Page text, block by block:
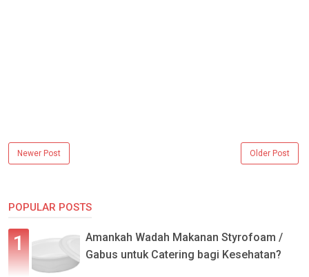
Newer Post Older Post
POPULAR POSTS
Amankah Wadah Makanan Styrofoam /
Gabus untuk Catering bagi Kesehatan?